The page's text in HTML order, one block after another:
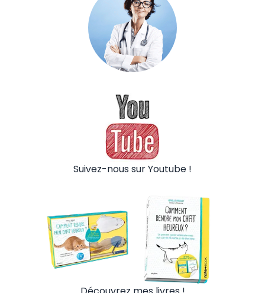
Suivez-nous sur Youtube !